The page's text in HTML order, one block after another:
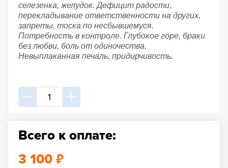
селезенка, желудок. Дефицит радости,
перекладывание ответственности на других,
запреты, тоска по несбывшемуся.
Потребность в контроле. Глубокое горе, браки
без любви, боль от одиночества.
Невыплаканная печаль, придирчивость.
Всего к оплате:
3 100 ₽